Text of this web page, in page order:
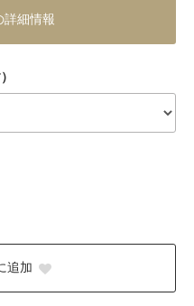
詳細情報
追加